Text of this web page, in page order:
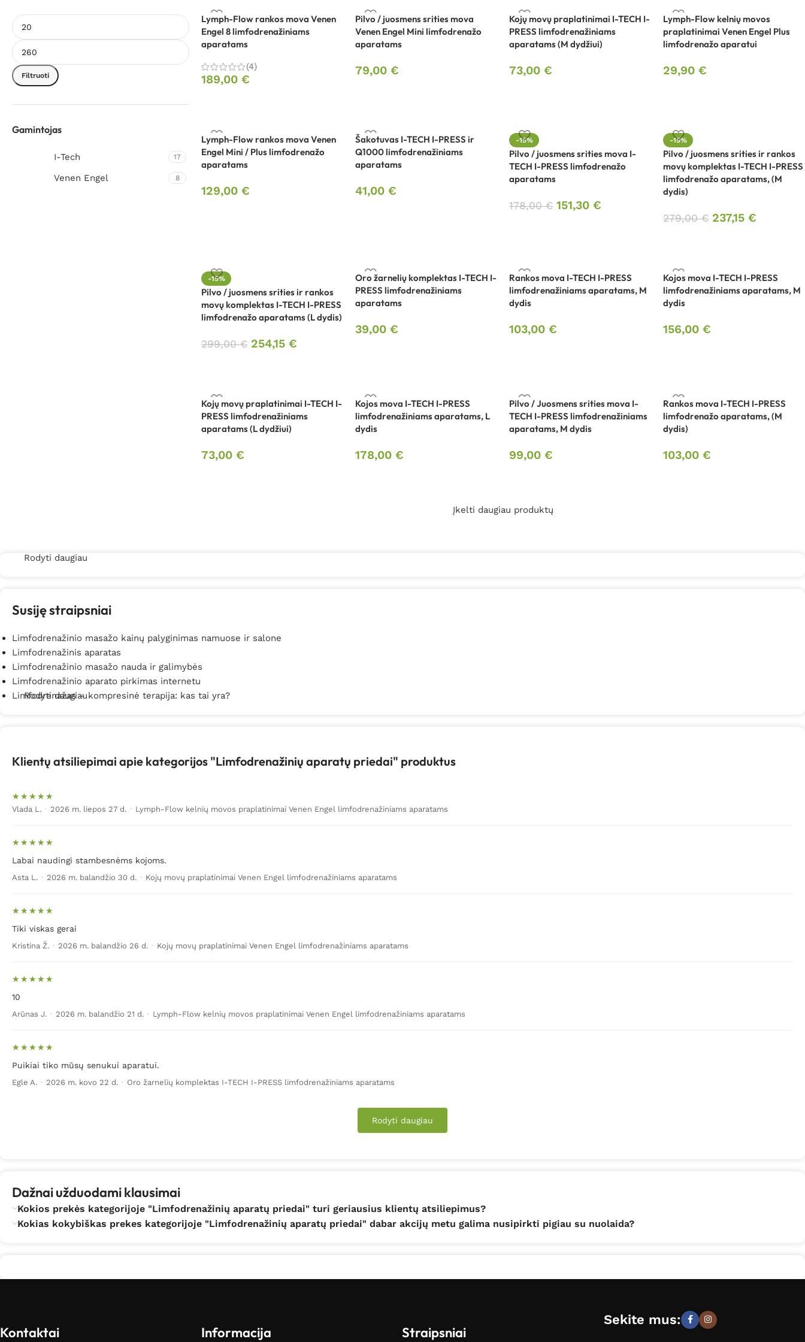
Filtruoti
Gamintojas
I-Tech 17
Venen Engel 8
Lymph-Flow rankos mova Venen
Engel 8 limfodrenažiniams
aparatams
(4)
189,00 €
Pilvo / juosmens srities mova
Venen Engel Mini limfodrenažo
aparatams
79,00 €
Kojų movų praplatinimai I-TECH I-
PRESS limfodrenažiniams
aparatams (M dydžiui)
73,00 €
Lymph-Flow kelnių movos
praplatinimai Venen Engel Plus
limfodrenažo aparatui
29,90 €
Lymph-Flow rankos mova Venen
Engel Mini / Plus limfodrenažo
aparatams
129,00 €
Šakotuvas I-TECH I-PRESS ir
Q1000 limfodrenažiniams
aparatams
41,00 €
-15%
Pilvo / juosmens srities mova I-
TECH I-PRESS limfodrenažo
aparatams
178,00€ 151,30 €
-15%
Pilvo / juosmens srities ir rankos
movų komplektas I-TECH I-PRESS
limfodrenažo aparatams, (M
dydis)
279,00€ 237,15 €
-15%
Pilvo / juosmens srities ir rankos
movų komplektas I-TECH I-PRESS
limfodrenažo aparatams (L dydis)
299,00€ 254,15 €
Oro žarnelių komplektas I-TECH I-
PRESS limfodrenažiniams
aparatams
39,00 €
Rankos mova I-TECH I-PRESS
limfodrenažiniams aparatams, M
dydis
103,00 €
Kojos mova I-TECH I-PRESS
limfodrenažiniams aparatams, M
dydis
156,00 €
Kojų movų praplatinimai I-TECH I-
PRESS limfodrenažiniams
aparatams (L dydžiui)
73,00 €
Kojos mova I-TECH I-PRESS
limfodrenažiniams aparatams, L
dydis
178,00 €
Pilvo / Juosmens srities mova I-
TECH I-PRESS limfodrenažiniams
aparatams, M dydis
99,00 €
Rankos mova I-TECH I-PRESS
limfodrenažo aparatams, (M
dydis)
103,00 €
Įkelti daugiau produktų
Rodyti daugiau
Susiję straipsniai
Limfodrenažinio masažo kainų palyginimas namuose ir salone
Limfodrenažinis aparatas
Limfodrenažinio masažo nauda ir galimybės
Limfodrenažinio aparato pirkimas internetu
Limfodrenažas – kompresinė terapija: kas tai yra?
Rodyti daugiau
Klientų atsiliepimai apie kategorijos "Limfodrenažinių aparatų priedai" produktus
Vlada L. · 2026 m. liepos 27 d. · Lymph-Flow kelnių movos praplatinimai Venen Engel limfodrenažiniams aparatams
Labai naudingi stambesnėms kojoms.
Asta L. · 2026 m. balandžio 30 d. · Kojų movų praplatinimai Venen Engel limfodrenažiniams aparatams
Tiki viskas gerai
Kristina Ž. · 2026 m. balandžio 26 d. · Kojų movų praplatinimai Venen Engel limfodrenažiniams aparatams
10
Arūnas J. · 2026 m. balandžio 21 d. · Lymph-Flow kelnių movos praplatinimai Venen Engel limfodrenažiniams aparatams
Puikiai tiko mūsų senukui aparatui.
Egle A. · 2026 m. kovo 22 d. · Oro žarnelių komplektas I-TECH I-PRESS limfodrenažiniams aparatams
Rodyti daugiau
Dažnai užduodami klausimai
Kokios prekės kategorijoje "Limfodrenažinių aparatų priedai" turi geriausius klientų atsiliepimus?
Kokias kokybiškas prekes kategorijoje "Limfodrenažinių aparatų priedai" dabar akcijų metu galima nusipirkti pigiau su nuolaida?
Kontaktai Informacija Straipsniai
Sekite mus: